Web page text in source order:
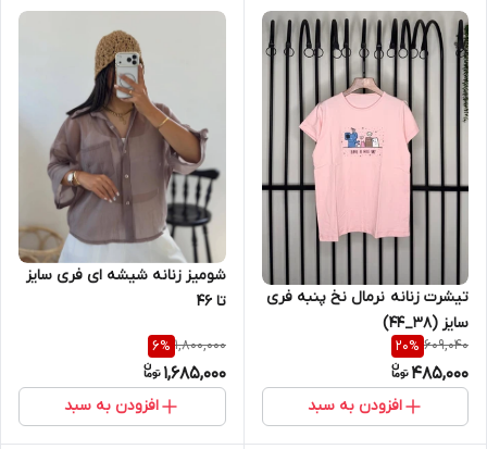
تیشرت زنانه نرمال نخ پنبه فری
سایز (۳۸_۴۴)
609,040
20%
485,000
افزودن به سبد
شومیز زنانه شیشه ای فری سایز
تا ۴۶
1,800,000
6%
1,685,000
افزودن به سبد